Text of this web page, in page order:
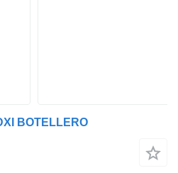
BOTELLERO